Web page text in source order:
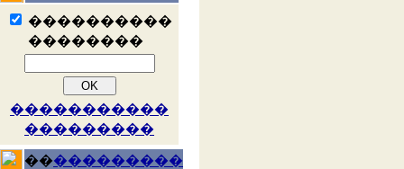
����������
��������
�����������
���������
�����������